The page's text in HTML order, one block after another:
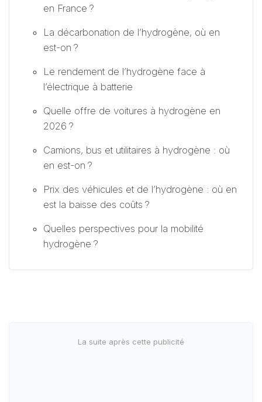
en France ?
La décarbonation de l’hydrogène, où en
est-on ?
Le rendement de l’hydrogène face à
l’électrique à batterie
Quelle offre de voitures à hydrogène en
2026 ?
Camions, bus et utilitaires à hydrogène : où
en est-on ?
Prix des véhicules et de l’hydrogène : où en
est la baisse des coûts ?
Quelles perspectives pour la mobilité
hydrogène ?